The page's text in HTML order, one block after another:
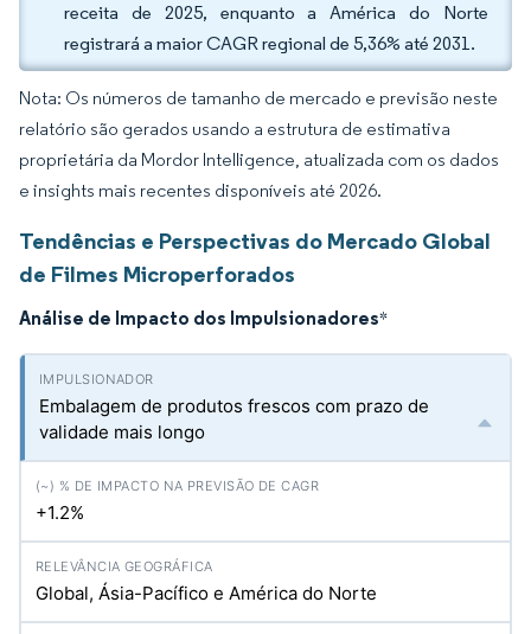
receita de 2025, enquanto a América do Norte
registrará a maior CAGR regional de 5,36% até 2031.
Nota: Os números de tamanho de mercado e previsão neste
relatório são gerados usando a estrutura de estimativa
proprietária da Mordor Intelligence, atualizada com os dados
e insights mais recentes disponíveis até 2026.
Tendências e Perspectivas do Mercado Global
de Filmes Microperforados
Análise de Impacto dos Impulsionadores*
Embalagem de produtos frescos com prazo de
validade mais longo
+1.2%
Global, Ásia-Pacífico e América do Norte